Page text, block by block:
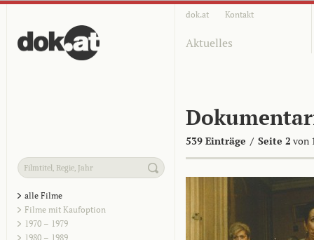
dok.at Kontakt
Aktuelles
539 Einträge / Seite 2 von
alle Filme
Filme mit Kaufoption
1970 – 1979
1980 – 1989